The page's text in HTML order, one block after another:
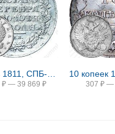
₽ — 39 869 ₽ 307 ₽ —